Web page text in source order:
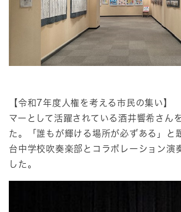
【令和7年度人権を考える市民の集い】
マーとして活躍されている酒井響希さん
た。「誰もが輝ける場所が必ずある」と
台中学校吹奏楽部とコラボレーション演
した。